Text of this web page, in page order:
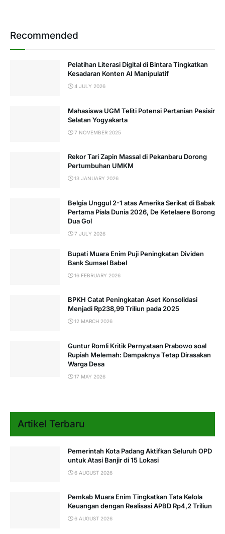
Recommended
Pelatihan Literasi Digital di Bintara Tingkatkan
Kesadaran Konten AI Manipulatif
4 JULY 2026
Mahasiswa UGM Teliti Potensi Pertanian Pesisir
Selatan Yogyakarta
7 NOVEMBER 2025
Rekor Tari Zapin Massal di Pekanbaru Dorong
Pertumbuhan UMKM
13 JANUARY 2026
Belgia Unggul 2-1 atas Amerika Serikat di Babak
Pertama Piala Dunia 2026, De Ketelaere Borong
Dua Gol
7 JULY 2026
Bupati Muara Enim Puji Peningkatan Dividen
Bank Sumsel Babel
16 FEBRUARY 2026
BPKH Catat Peningkatan Aset Konsolidasi
Menjadi Rp238,99 Triliun pada 2025
12 MARCH 2026
Guntur Romli Kritik Pernyataan Prabowo soal
Rupiah Melemah: Dampaknya Tetap Dirasakan
Warga Desa
17 MAY 2026
Artikel Terbaru
Pemerintah Kota Padang Aktifkan Seluruh OPD
untuk Atasi Banjir di 15 Lokasi
6 AUGUST 2026
Pemkab Muara Enim Tingkatkan Tata Kelola
Keuangan dengan Realisasi APBD Rp4,2 Triliun
6 AUGUST 2026